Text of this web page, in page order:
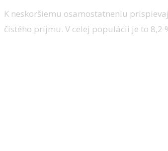
K neskoršiemu osamostatneniu
čistého príjmu. V celej populácii je to 8,2